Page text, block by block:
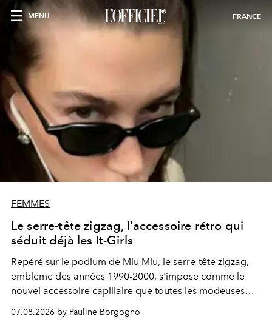
MENU FRANCE
FEMMES
Le serre-tête zigzag, l'accessoire rétro qui
séduit déjà les It-Girls
Repéré sur le podium de Miu Miu, le serre-tête zigzag,
emblème des années 1990-2000, s'impose comme le
nouvel accessoire capillaire que toutes les modeuses
s'arrachent déjà.
07.08.2026 by Pauline Borgogno